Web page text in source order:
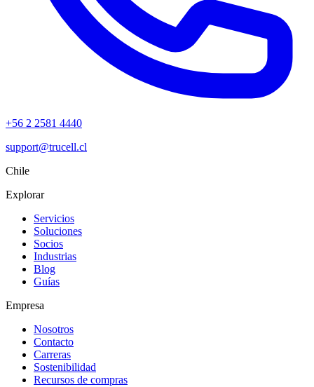
+56 2 2581 4440
support@trucell.cl
Chile
Explorar
Servicios
Soluciones
Socios
Industrias
Blog
Guías
Empresa
Nosotros
Contacto
Carreras
Sostenibilidad
Recursos de compras